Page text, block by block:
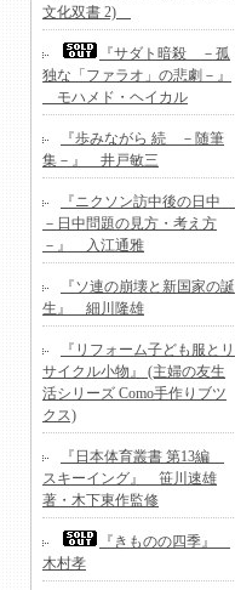
文化双書 2)
『サダト暗殺 －孤
独な「ファラオ」の悲劇－』
モハメド・ヘイカル
『歩みながら 続 －随筆
集－』 井戸敏三
『ニクソン訪中後の日中
－日中問題の見方・考え方
－』 入江通雅
『ソ連の崩壊と新国家の誕
生』 細川隆雄
『リフォーム子ども服とリ
サイクル小物』 (主婦の友生
活シリーズ Como手作りブツ
クス)
『日本体育叢書 第13編
スキーイング』 笹川速雄
著・木下東作監修
『きものの四季』
木村孝